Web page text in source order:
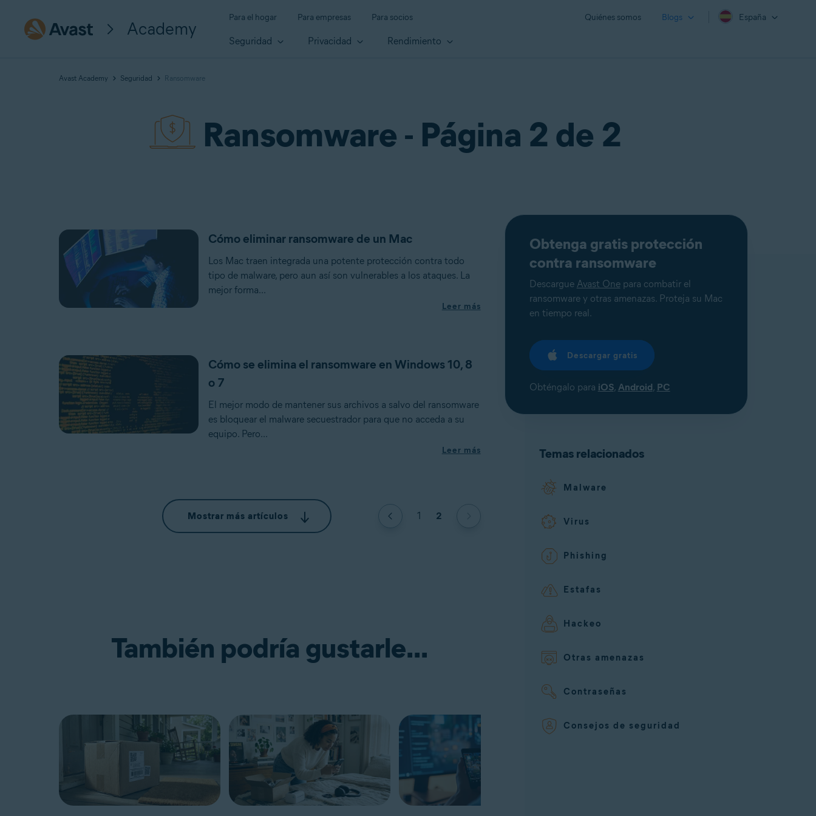
Academy
Para el hogar Para empresas Para socios Quiénes somos Blogs España
Seguridad Privacidad Rendimiento
Avast Academy Seguridad Ransomware
Ransomware - Página 2 de 2
Cómo eliminar ransomware de un Mac
Los Mac traen integrada una potente protección contra todo
tipo de malware, pero aun así son vulnerables a los ataques. La
mejor forma...
Leer más
Cómo se elimina el ransomware en Windows 10, 8
o 7
El mejor modo de mantener sus archivos a salvo del ransomware
es bloquear el malware secuestrador para que no acceda a su
equipo. Pero...
Leer más
Mostrar más artículos 1 2
También podría gustarle...
Obtenga gratis protección
contra ransomware
Descargue Avast Onepara combatir el
ransomware y otras amenazas. Proteja su Mac
en tiempo real.
Descargar gratis
Obténgalo para iOS, Android, PC
Temas relacionados
Malware
Virus
Phishing
Estafas
Hackeo
Otras amenazas
Contraseñas
Consejos de seguridad